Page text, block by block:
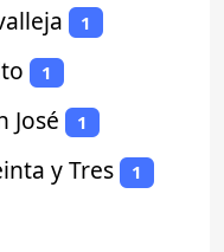
1
1
José 1
y Tres 1